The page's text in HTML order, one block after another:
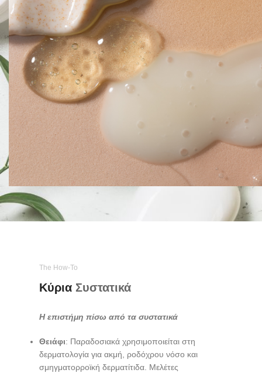
The How-To
Κύρια Συστατικά
Η επιστήμη πίσω από τα συστατικά
Θειάφι: Παραδοσιακά χρησιμοποιείται στη
δερματολογία για ακμή, ροδόχρου νόσο και
σμηγματορροϊκή δερματίτιδα. Μελέτες